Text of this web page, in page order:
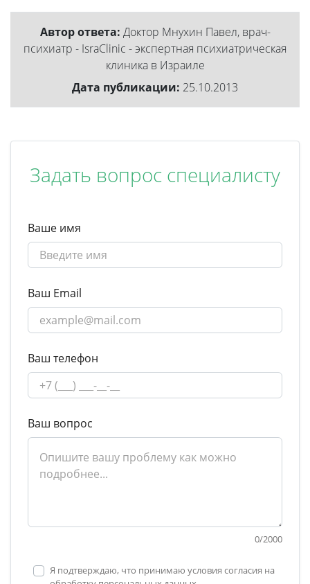
Автор ответа: Доктор Мнухин Павел, врач-
психиатр - IsraClinic - экспертная психиатрическая
клиника в Израиле
Дата публикации: 25.10.2013
Задать вопрос специалисту
Ваше имя
Ваш Email
Ваш телефон
Ваш вопрос
0/2000
Я подтверждаю, что принимаю условия согласия на